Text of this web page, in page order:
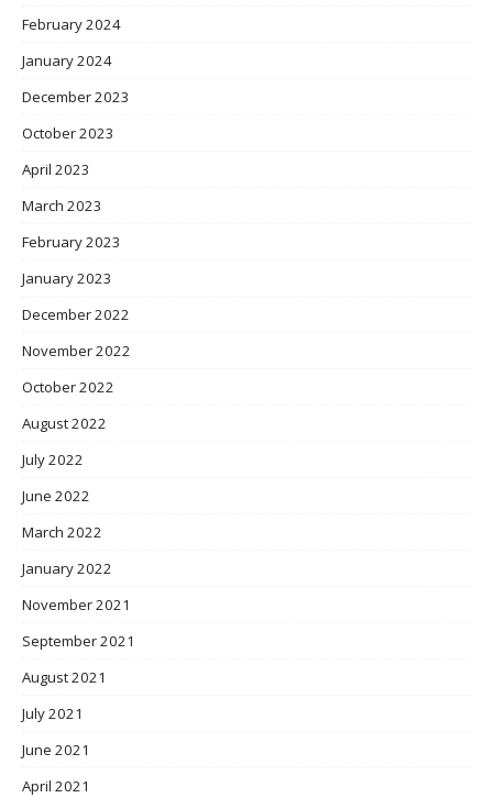
February 2024
January 2024
December 2023
October 2023
April 2023
March 2023
February 2023
January 2023
December 2022
November 2022
October 2022
August 2022
July 2022
June 2022
March 2022
January 2022
November 2021
September 2021
August 2021
July 2021
June 2021
April 2021